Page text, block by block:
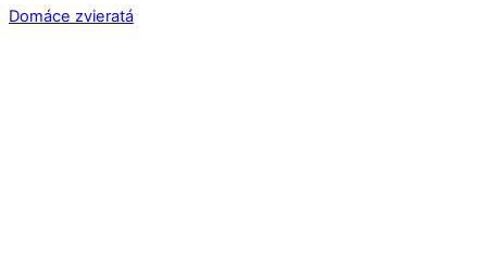
Domáce zvieratá